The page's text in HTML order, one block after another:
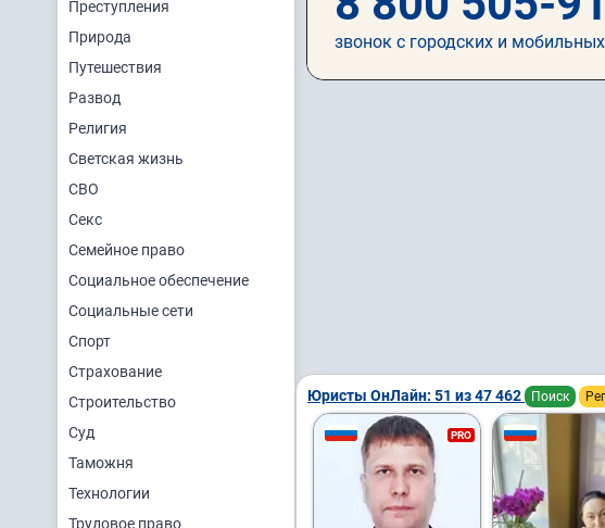
Преступления
Природа
Путешествия
Развод
Религия
Светская жизнь
СВО
Секс
Семейное право
Социальное обеспечение
Социальные сети
Спорт
Страхование
Строительство
Суд
Таможня
Технологии
Трудовое право
звонок с городских и
Юристы ОнЛайн: 51 из 47 462 Поиск
PRO